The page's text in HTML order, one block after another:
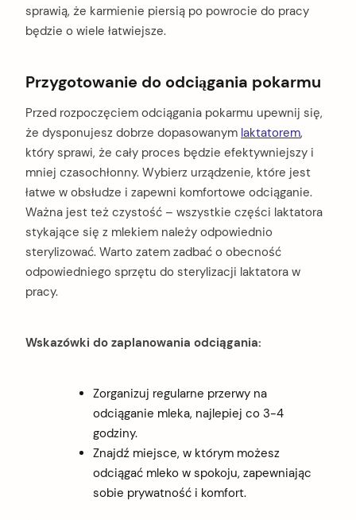
sprawią, że karmienie piersią po powrocie do pracy
będzie o wiele łatwiejsze.
Przygotowanie do odciągania pokarmu
Przed rozpoczęciem odciągania pokarmu upewnij się,
że dysponujesz dobrze dopasowanym laktatorem,
który sprawi, że cały proces będzie efektywniejszy i
mniej czasochłonny. Wybierz urządzenie, które jest
łatwe w obsłudze i zapewni komfortowe odciąganie.
Ważna jest też czystość – wszystkie części laktatora
stykające się z mlekiem należy odpowiednio
sterylizować. Warto zatem zadbać o obecność
odpowiedniego sprzętu do sterylizacji laktatora w
pracy.
Wskazówki do zaplanowania odciągania:
Zorganizuj regularne przerwy na
odciąganie mleka, najlepiej co 3-4
godziny.
Znajdź miejsce, w którym możesz
odciągać mleko w spokoju, zapewniając
sobie prywatność i komfort.